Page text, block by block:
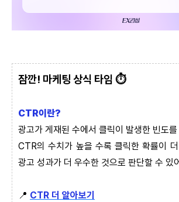
잠깐! 마케팅 상식 타임 ⏱
CTR이란?
광고가 게재된 수에서 클릭이 발생한 빈도
CTR의 수치가 높을 수록 클릭한 확률이
광고 성과가 더 우수한 것으로 판단할 수 있
📍 CTR 더 알아보기